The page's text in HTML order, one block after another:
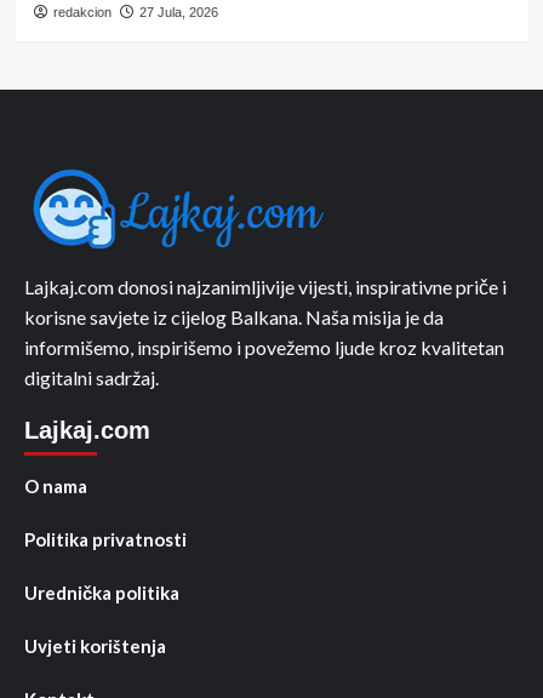
redakcion 27 Jula, 2026
Lajkaj.com donosi najzanimljivije vijesti, inspirativne priče i
korisne savjete iz cijelog Balkana. Naša misija je da
informišemo, inspirišemo i povežemo ljude kroz kvalitetan
digitalni sadržaj.
Lajkaj.com
O nama
Politika privatnosti
Urednička politika
Uvjeti korištenja